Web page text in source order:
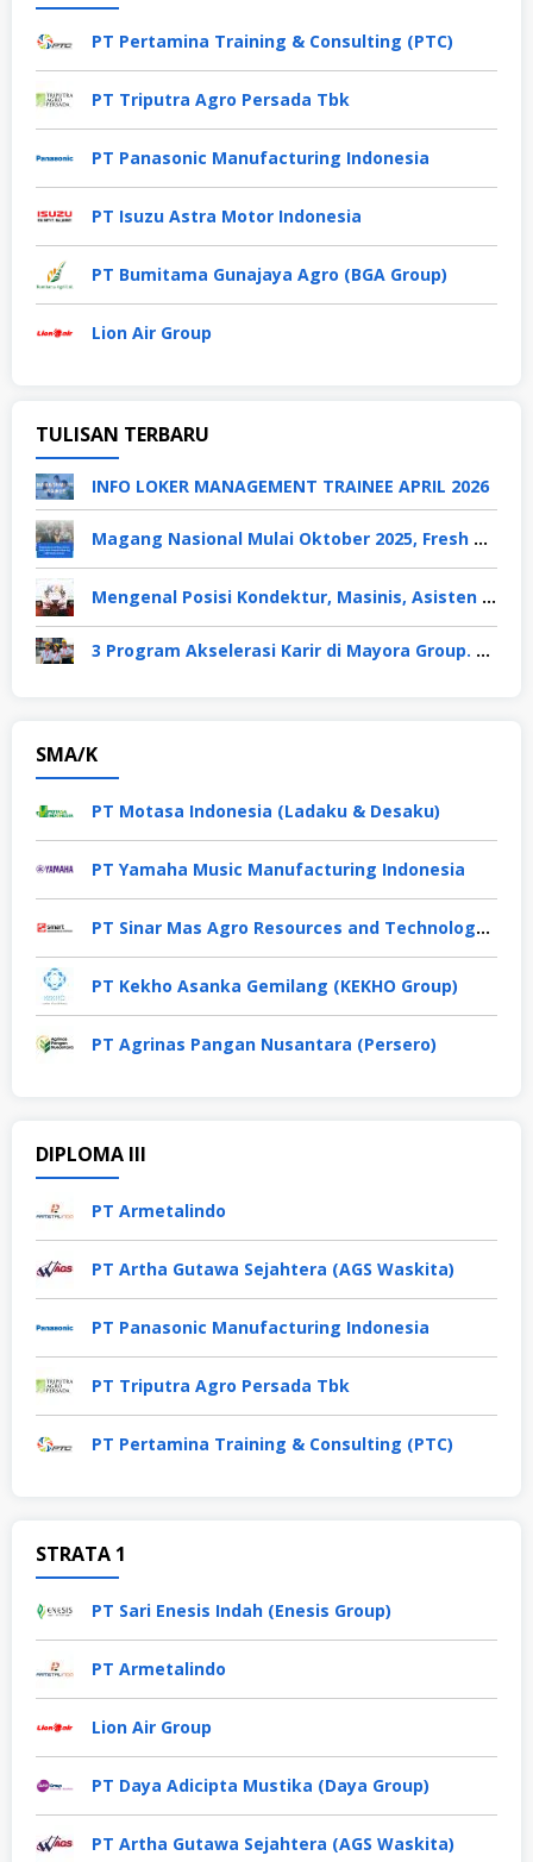
PT Pertamina Training & Consulting (PTC)
PT Triputra Agro Persada Tbk
PT Panasonic Manufacturing Indonesia
PT Isuzu Astra Motor Indonesia
PT Bumitama Gunajaya Agro (BGA Group)
Lion Air Group
TULISAN TERBARU
INFO LOKER MANAGEMENT TRAINEE APRIL 2026
Magang Nasional Mulai Oktober 2025, Fresh Graduate Dapat Gaji UMP Selama 6 Bulan
Mengenal Posisi Kondektur, Masinis, Asisten PPKA, Pemeliharaan Sarana dan Prasarana, Polsuska (Polisi Khusus Kereta Api), di PT KAI
3 Program Akselerasi Karir di Mayora Group. Apa Saja? Berikut Penjelasannya
SMA/K
PT Motasa Indonesia (Ladaku & Desaku)
PT Yamaha Music Manufacturing Indonesia
PT Sinar Mas Agro Resources and Technology Tbk
PT Kekho Asanka Gemilang (KEKHO Group)
PT Agrinas Pangan Nusantara (Persero)
DIPLOMA III
PT Armetalindo
PT Artha Gutawa Sejahtera (AGS Waskita)
PT Panasonic Manufacturing Indonesia
PT Triputra Agro Persada Tbk
PT Pertamina Training & Consulting (PTC)
STRATA 1
PT Sari Enesis Indah (Enesis Group)
PT Armetalindo
Lion Air Group
PT Daya Adicipta Mustika (Daya Group)
PT Artha Gutawa Sejahtera (AGS Waskita)